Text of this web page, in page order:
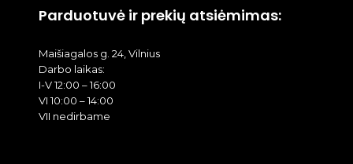
Parduotuvė ir prekių atsiėmimas:
Maišiagalos g. 24, Vilnius
Darbo laikas:
I-V 12:00 – 16:00
VI 10:00 – 14:00
VII nedirbame